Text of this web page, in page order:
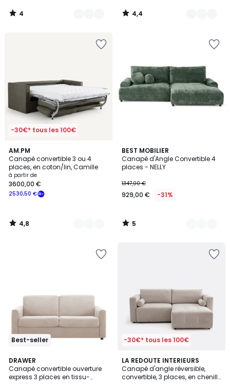
4
/
4,4
/
-30€* tous les 100€
AM.PM
Canapé convertible 3 ou 4
places, en coton/lin, Camille
à partir de
2530,50 €
3600,00 €
4,8
/ 5
4
Couleurs
4,8
/
BEST MOBILIER
Canapé d'Angle Convertible 4
places - NELLY
1347,00 €
929,00 € -31%
5
/
5
9
Couleurs
5
/
Best-seller
DRAWER
Canapé convertible ouverture
express 3 places en tissu-
5
/
5
2
Couleurs
-30€* tous les 100€
LA REDOUTE INTERIEURS
Canapé d'angle réversible,
convertible, 3 places, en chenille
3
Couleurs